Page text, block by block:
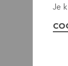
Je